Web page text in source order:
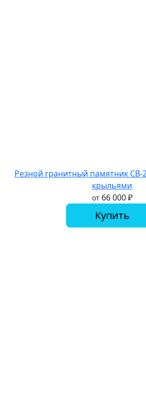
Резной гранитный памятник
крыльями
от 66 000₽
Купить